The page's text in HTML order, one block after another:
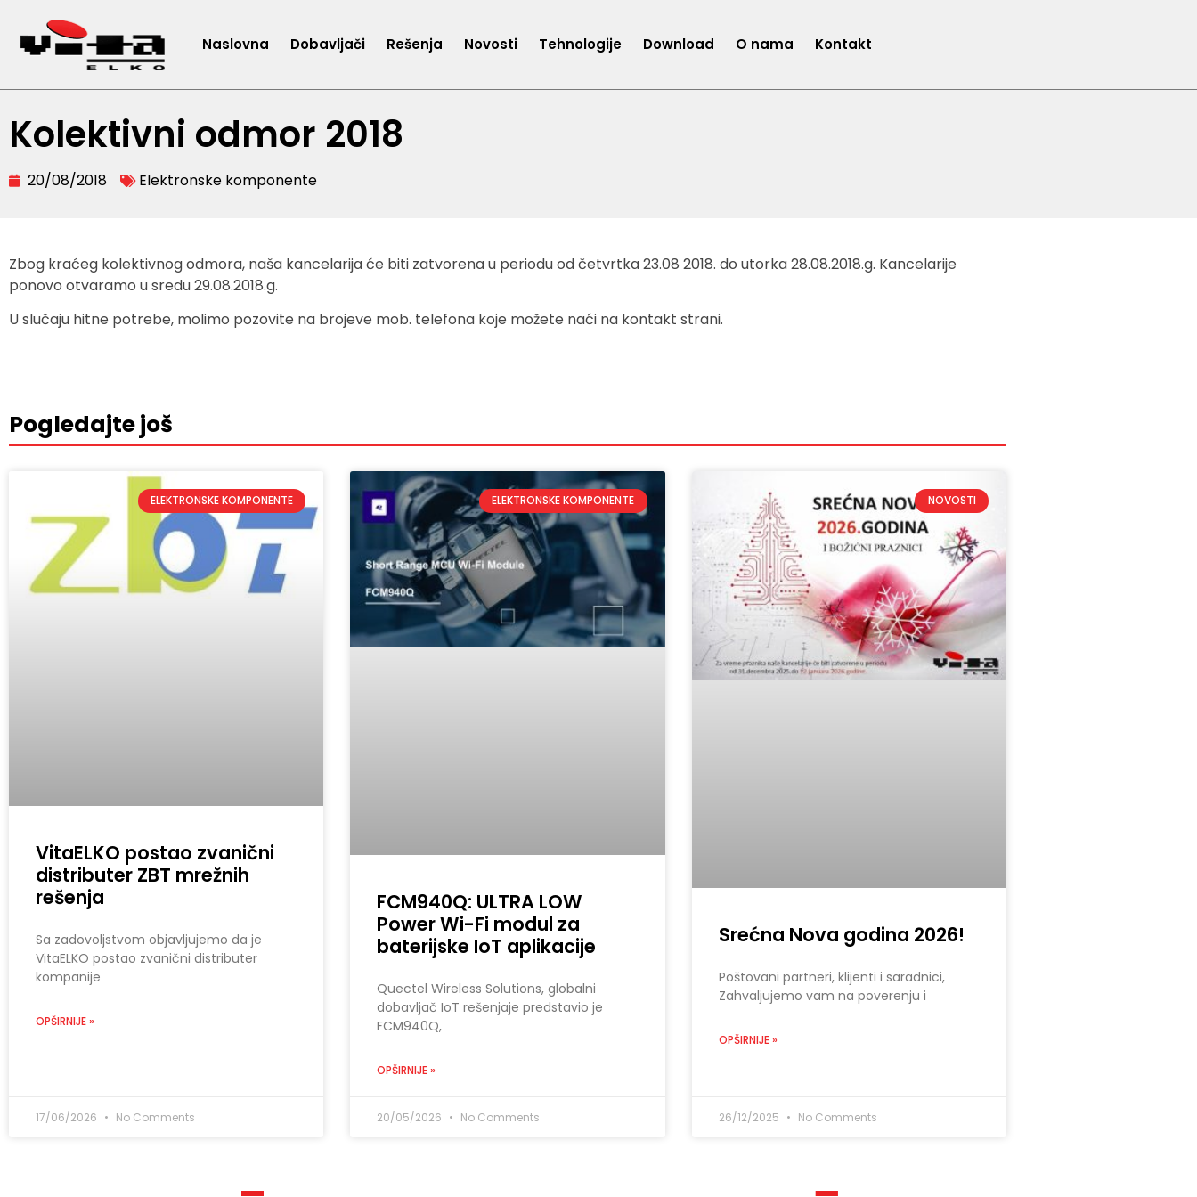
Naslovna Dobavljači Rešenja Novosti Tehnologije Download O nama Kontakt
Kolektivni odmor 2018
20/08/2018 Elektronske komponente
Zbog kraćeg kolektivnog odmora, naša kancelarija će biti zatvorena u periodu od četvrtka 23.08 2018. do utorka 28.08.2018.g. Kancelarije
ponovo otvaramo u sredu 29.08.2018.g.
U slučaju hitne potrebe, molimo pozovite na brojeve mob. telefona koje možete naći na kontakt strani.
Pogledajte još
ELEKTRONSKE KOMPONENTE
VitaELKO postao zvanični
distributer ZBT mrežnih
rešenja
Sa zadovoljstvom objavljujemo da je
VitaELKO postao zvanični distributer
kompanije
OPŠIRNIJE »
17/06/2026 No Comments
ELEKTRONSKE KOMPONENTE
FCM940Q: ULTRA LOW
Power Wi-Fi modul za
baterijske IoT aplikacije
Quectel Wireless Solutions, globalni
dobavljač IoT rešenjaje predstavio je
FCM940Q,
OPŠIRNIJE »
20/05/2026 No Comments
NOVOSTI
Srećna Nova godina 2026!
Poštovani partneri, klijenti i saradnici,
Zahvaljujemo vam na poverenju i
OPŠIRNIJE »
26/12/2025 No Comments